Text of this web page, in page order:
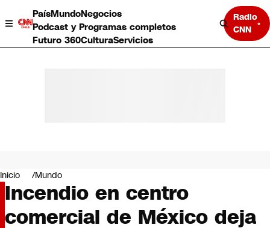
PaísMundoNegocios
Podcast y Programas completos
Futuro 360CulturaServicios
Radio
CNN
Negocios
Deportes
Programas completos
Cultura
Inicio Mundo
Incendio en centro
comercial de México deja